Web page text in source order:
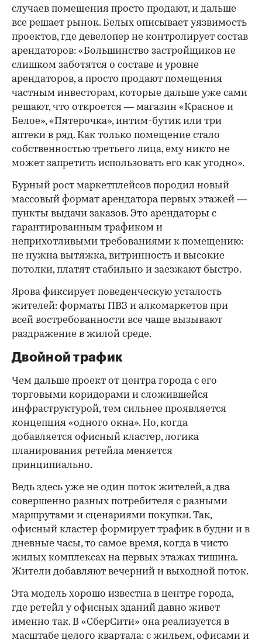
случаев помещения просто продают, и дальше
все решает рынок. Белых описывает уязвимость
проектов, где девелопер не контролирует состав
арендаторов: «Большинство застройщиков не
слишком заботятся о составе и уровне
арендаторов, а просто продают помещения
частным инвесторам, которые дальше уже сами
решают, что откроется — магазин «Красное и
Белое», «Пятерочка», интим-бутик или три
аптеки в ряд. Как только помещение стало
собственностью третьего лица, ему никто не
может запретить использовать его как угодно».
Бурный рост маркетплейсов породил новый
массовый формат арендатора первых этажей —
пункты выдачи заказов. Это арендаторы с
гарантированным трафиком и
неприхотливыми требованиями к помещению:
не нужна вытяжка, витринность и высокие
потолки, платят стабильно и заезжают быстро.
Ярова фиксирует поведенческую усталость
жителей: форматы ПВЗ и алкомаркетов при
всей востребованности все чаще вызывают
раздражение в жилой среде.
Двойной трафик
Чем дальше проект от центра города с его
торговыми коридорами и сложившейся
инфраструктурой, тем сильнее проявляется
концепция «одного окна». Но, когда
добавляется офисный кластер, логика
планирования ретейла меняется
принципиально.
Ведь здесь уже не один поток жителей, а два
совершенно разных потребителя с разными
маршрутами и сценариями покупки. Так,
офисный кластер формирует трафик в будни и в
дневные часы, то самое время, когда в чисто
жилых комплексах на первых этажах тишина.
Жители добавляют вечерний и выходной поток.
Эта модель хорошо известна в центре города,
где ретейл у офисных зданий давно живет
именно так. В «СберСити» она реализуется в
масштабе целого квартала: с жильем, офисами и